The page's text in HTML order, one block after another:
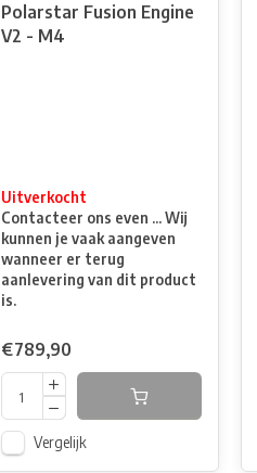
Polarstar Fusion Engine
V2 - M4
Uitverkocht
Contacteer ons even ... Wij
kunnen je vaak aangeven
wanneer er terug
aanlevering van dit product
is.
€789,90
Vergelijk